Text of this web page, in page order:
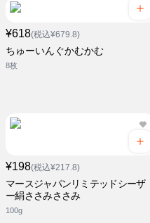
¥618(税込¥679.8)
ちゅーいんぐかむかむ
8枚
¥198(税込¥217.8)
マースジャパンリミテッドシーザ
ー絹ささみささみ
100g